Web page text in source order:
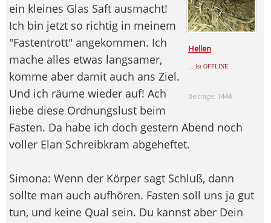
Hellen
... ist OFFLINE
Beiträge: 1444
ein kleines Glas Saft ausmacht!
Ich bin jetzt so richtig in meinem
"Fastentrott" angekommen. Ich
mache alles etwas langsamer,
komme aber damit auch ans Ziel.
Und ich räume wieder auf! Ach
liebe diese Ordnungslust beim
Fasten. Da habe ich doch gestern Abend noch
voller Elan Schreibkram abgeheftet.
Simona: Wenn der Körper sagt Schluß, dann
sollte man auch aufhören. Fasten soll uns ja gut
tun, und keine Qual sein. Du kannst aber Dein